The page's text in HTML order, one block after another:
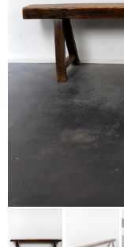
About
Sign In
(0)
ご利用ガイド
利用規約